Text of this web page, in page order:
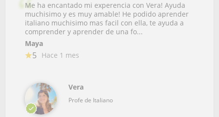
Me ha encantado mi experencia con Vera! Ayuda
muchisimo y es muy amable! He podido aprender
italiano muchisimo mas facil con ella, te ayuda a
comprender y aprender de una fo...
Maya
5 Hace 1 mes
Vera
Profe de Italiano